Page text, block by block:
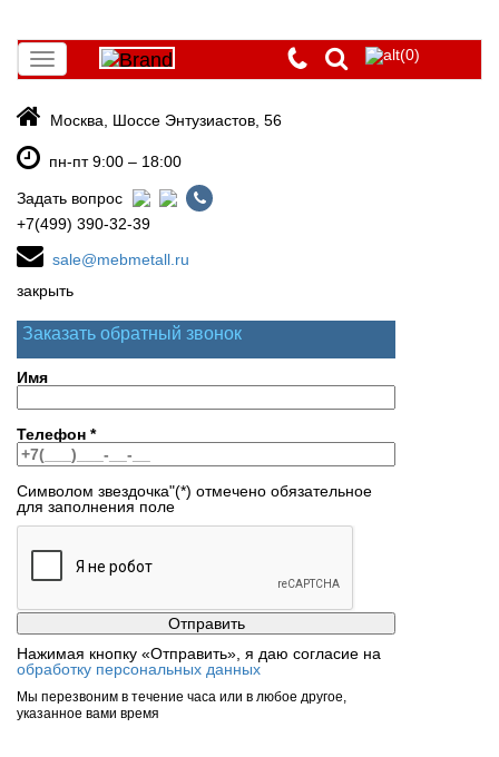
Toggle
navigation
(0)
Москва, Шоссе Энтузиастов, 56
пн-пт 9:00 – 18:00
Задать вопрос
+7(499) 390-32-39
sale@mebmetall.ru
закрыть
Заказать обратный звонок
Имя
Телефон *
Символом звездочка"(*) отмечено обязательное
для заполнения поле
Нажимая кнопку «Отправить», я даю согласие на
обработку персональных данных
Мы перезвоним в течение часа или в любое другое,
указанное вами время